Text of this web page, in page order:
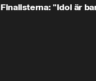
Finalisterna: "Idol är